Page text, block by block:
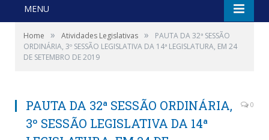
MENU
Home » Atividades Legislativas »
PAUTA DA 32ª SESSÃO
ORDINÁRIA, 3º SESSÃO LEGISLATIVA DA 14ª LEGISLATURA, EM 24
DE SETEMBRO DE 2019
PAUTA DA 32ª SESSÃO ORDINÁRIA,
3º SESSÃO LEGISLATIVA DA 14ª
0